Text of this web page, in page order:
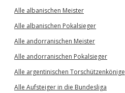
Alle albanischen Meister
Alle albanischen Pokalsieger
Alle andorranischen Meister
Alle andorranischen Pokalsieger
Alle argentinischen Torschützenkönige
Alle Aufsteiger in die Bundesliga